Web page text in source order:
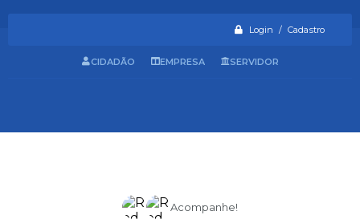
Login / Cadastro
Acompanhe!
CIDADÃO EMPRESA SERVIDOR